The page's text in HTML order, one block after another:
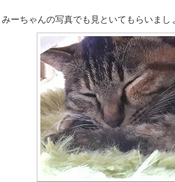
ーちゃんの写真でも見といてもらいまし